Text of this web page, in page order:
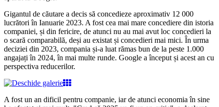
Gigantul de căutare a decis să concedieze aproximativ 12 000
lucrători în Ianuarie 2023. A fost cea mai mare concediere din istoria
companiei, și din fericire, de atunci nu au mai avut loc concedieri la
o scară comparabilă, deși au existat și concedieri mai mici. În urma
deciziei din 2023, compania și-a luat rămas bun de la peste 1.000
angajați în 2024, în mai multe runde. Google a început și acest an cu
perspectiva reducerilor.
A fost un an dificil pentru companie, iar de atunci economia în sine